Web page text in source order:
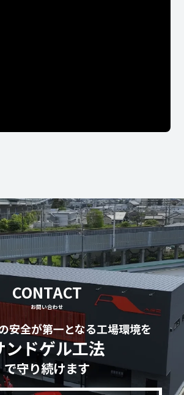
CONTACT
お問い合わせ
安全が第一となる工場環境を
ンドゲル工法
で守り続けます